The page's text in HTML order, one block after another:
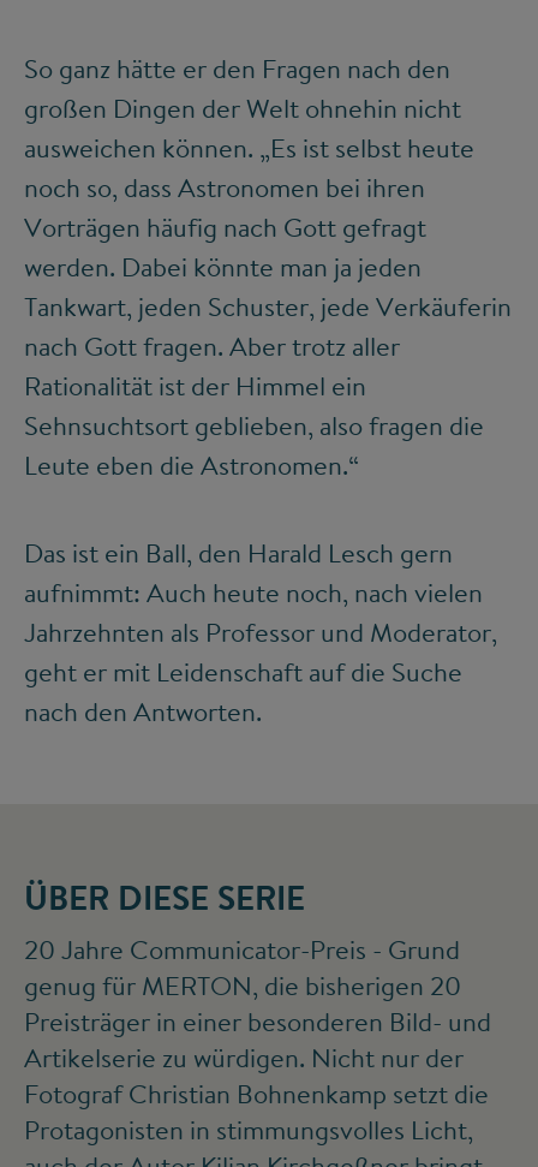
So ganz hätte er den Fragen nach den
großen Dingen der Welt ohnehin nicht
ausweichen können. „Es ist selbst heute
noch so, dass Astronomen bei ihren
Vorträgen häufig nach Gott gefragt
werden. Dabei könnte man ja jeden
Tankwart, jeden Schuster, jede Verkäuferin
nach Gott fragen. Aber trotz aller
Rationalität ist der Himmel ein
Sehnsuchtsort geblieben, also fragen die
Leute eben die Astronomen.“
Das ist ein Ball, den Harald Lesch gern
aufnimmt: Auch heute noch, nach vielen
Jahrzehnten als Professor und Moderator,
geht er mit Leidenschaft auf die Suche
nach den Antworten.
ÜBER DIESE SERIE
20 Jahre Communicator-Preis - Grund
genug für MERTON, die bisherigen 20
Preisträger in einer besonderen Bild- und
Artikelserie zu würdigen. Nicht nur der
Fotograf Christian Bohnenkamp setzt die
Protagonisten in stimmungsvolles Licht,